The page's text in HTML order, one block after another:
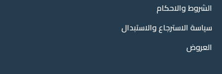
الشروط والاحكام
سياسة الاسترجاع والاستبدال
العروض